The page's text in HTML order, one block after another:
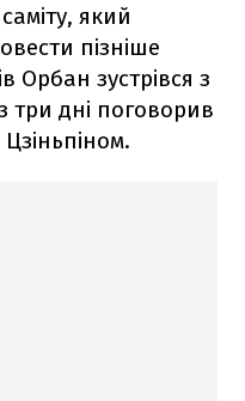
який
пізніше
Орбан зустрівся з
три дні поговорив